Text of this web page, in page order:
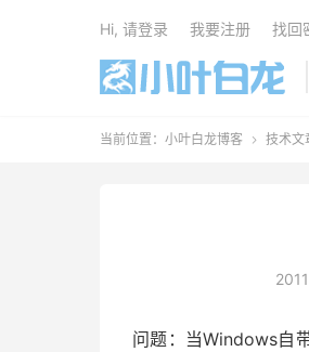
Hi, 请登录 我要注册 找回
当前位置： 小叶白龙博客  技术文
问题：当Windows自